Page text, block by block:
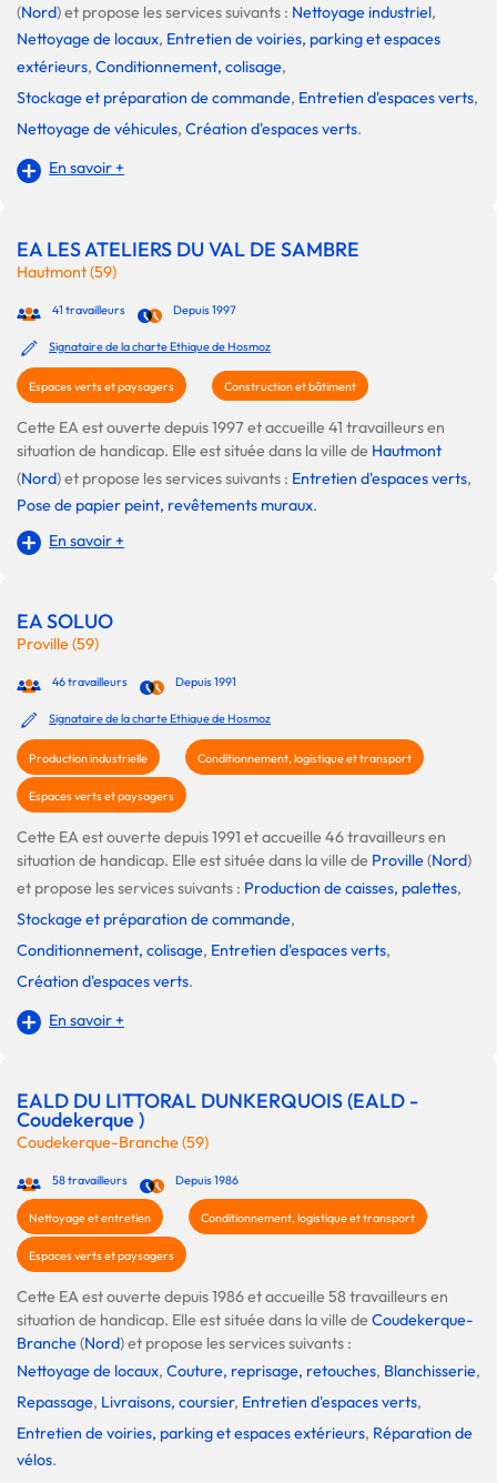
(Nord) et propose les services suivants : Nettoyage industriel,
Nettoyage de locaux, Entretien de voiries, parking et espaces
extérieurs, Conditionnement, colisage,
Stockage et préparation de commande, Entretien d'espaces verts,
Nettoyage de véhicules, Création d'espaces verts.
En savoir +
EA LES ATELIERS DU VAL DE SAMBRE
Hautmont (59)
41 travailleurs Depuis 1997
Signataire de la charte Ethique de Hosmoz
Espaces verts et paysagers Construction et bâtiment
Cette EA est ouverte depuis 1997 et accueille 41 travailleurs en
situation de handicap. Elle est située dans la ville de Hautmont
(Nord) et propose les services suivants : Entretien d'espaces verts,
Pose de papier peint, revêtements muraux.
En savoir +
EA SOLUO
Proville (59)
46 travailleurs Depuis 1991
Signataire de la charte Ethique de Hosmoz
Production industrielle Conditionnement, logistique et transport
Espaces verts et paysagers
Cette EA est ouverte depuis 1991 et accueille 46 travailleurs en
situation de handicap. Elle est située dans la ville de Proville(Nord)
et propose les services suivants : Production de caisses, palettes,
Stockage et préparation de commande,
Conditionnement, colisage, Entretien d'espaces verts,
Création d'espaces verts.
En savoir +
EALD DU LITTORAL DUNKERQUOIS (EALD -
Coudekerque )
Coudekerque-Branche (59)
58 travailleurs Depuis 1986
Nettoyage et entretien Conditionnement, logistique et transport
Espaces verts et paysagers
Cette EA est ouverte depuis 1986 et accueille 58 travailleurs en
situation de handicap. Elle est située dans la ville deCoudekerque-
Branche(Nord) et propose les services suivants :
Nettoyage de locaux, Couture, reprisage, retouches, Blanchisserie,
Repassage, Livraisons, coursier, Entretien d'espaces verts,
Entretien de voiries, parking et espaces extérieurs, Réparation de
vélos.